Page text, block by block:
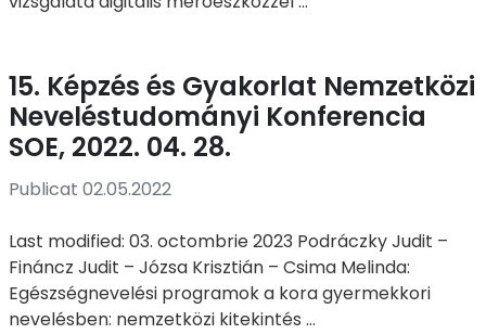
15. Képzés és Gyakorlat Nemzetközi
Neveléstudományi Konferencia
SOE, 2022. 04. 28.
Publicat 02.05.2022
Last modified: 03. octombrie 2023 Podráczky Judit –
Fináncz Judit – Józsa Krisztián – Csima Melinda:
Egészségnevelési programok a kora gyermekkori
nevelésben: nemzetközi kitekintés ...